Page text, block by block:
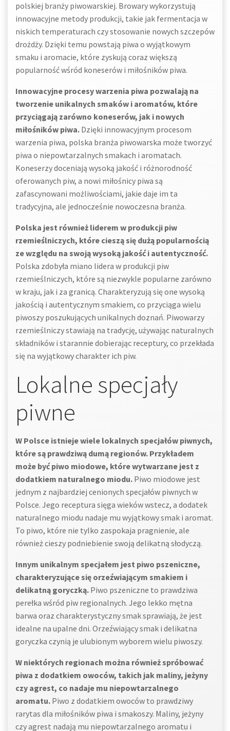
polskiej branży piwowarskiej. Browary wykorzystują
innowacyjne metody produkcji, takie jak fermentacja w
niskich temperaturach czy stosowanie nowych szczepów
drożdży. Dzięki temu powstają piwa o wyjątkowym
smaku i aromacie, które zyskują coraz większą
popularność wśród koneserów i miłośników piwa.
Innowacyjne procesy warzenia piwa pozwalają na
tworzenie unikalnych smaków i aromatów, które
przyciągają zarówno koneserów, jak i nowych
miłośników piwa. Dzięki innowacyjnym procesom
warzenia piwa, polska branża piwowarska może tworzyć
piwa o niepowtarzalnych smakach i aromatach.
Koneserzy doceniają wysoką jakość i różnorodność
oferowanych piw, a nowi miłośnicy piwa są
zafascynowani możliwościami, jakie daje im ta
tradycyjna, ale jednocześnie nowoczesna branża.
Polska jest również liderem w produkcji piw
rzemieślniczych, które cieszą się dużą popularnością
ze względu na swoją wysoką jakość i autentyczność.
Polska zdobyła miano lidera w produkcji piw
rzemieślniczych, które są niezwykle popularne zarówno
w kraju, jak i za granicą. Charakteryzują się one wysoką
jakością i autentycznym smakiem, co przyciąga wielu
piwoszy poszukujących unikalnych doznań. Piwowarzy
rzemieślniczy stawiają na tradycję, używając naturalnych
składników i starannie dobierając receptury, co przekłada
się na wyjątkowy charakter ich piw.
Lokalne specjały
piwne
W Polsce istnieje wiele lokalnych specjałów piwnych,
które są prawdziwą dumą regionów. Przykładem
może być piwo miodowe, które wytwarzane jest z
dodatkiem naturalnego miodu. Piwo miodowe jest
jednym z najbardziej cenionych specjałów piwnych w
Polsce. Jego receptura sięga wieków wstecz, a dodatek
naturalnego miodu nadaje mu wyjątkowy smak i aromat.
To piwo, które nie tylko zaspokaja pragnienie, ale
również cieszy podniebienie swoją delikatną słodyczą.
Innym unikalnym specjałem jest piwo pszeniczne,
charakteryzujące się orzeźwiającym smakiem i
delikatną goryczką. Piwo pszeniczne to prawdziwa
perełka wśród piw regionalnych. Jego lekko mętna
barwa oraz charakterystyczny smak sprawiają, że jest
idealne na upalne dni. Orzeźwiający smak i delikatna
goryczka czynią je ulubionym wyborem wielu piwoszy.
W niektórych regionach można również spróbować
piwa z dodatkiem owoców, takich jak maliny, jeżyny
czy agrest, co nadaje mu niepowtarzalnego
aromatu. Piwo z dodatkiem owoców to prawdziwy
rarytas dla miłośników piwa i smakoszy. Maliny, jeżyny
czy agrest nadają mu niepowtarzalnego aromatu i